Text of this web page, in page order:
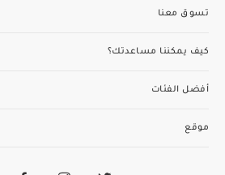
تسوق معنا
كيف يمكننا مساعدتك؟
أفضل الفئات
موقع